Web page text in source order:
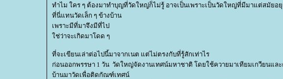
ทำไม ใคร ๆ ต้องมาทำบุญที่วัดใหญ่ก็ไม่รู้ อาจเป็นเพราะเป็นวัดใหญ่ที่มีมาแต่สมัย
ที่นี่แทนวัดเล็ก ๆ ข้างบ้าน
เพราะมีที่มาจึงมีที่ไป
ช่ว่าจะเกิดมาโดด ๆ
ที่จะเขียนเล่าต่อไปนี้มาจากเนต แต่ไม่ตรงกับที่รู้สักเท่าไร
ก่อนออกพรรษา 1 วัน วัดใหญ่จัดงานเทศน์มหาชาติ โดยใช้ควายมาเทียมเกวียนแล
บ้านมาวัดเพื่อติดกัณฑ์เทศน์